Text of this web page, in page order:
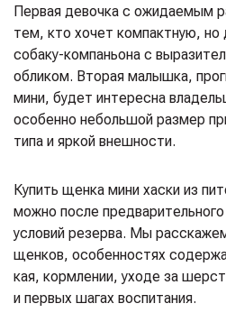
Первая девочка с ожидаемым
тем, кто хочет компактную, но
собаку-компаньона с
обликом. Вторая малышка,
мини, будет интересна
особенно небольшой размер
типа и яркой внешности.
Купить щенка мини хаски из
можно после
условий резерва. Мы
щенков, особенностях
кая, кормлении, уходе за
и первых шагах воспитания.